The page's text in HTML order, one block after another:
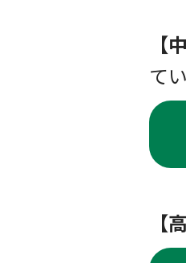
【
て
【